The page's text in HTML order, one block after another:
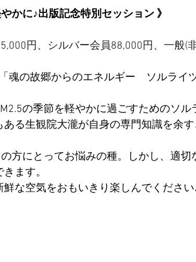
かに♪出版記念特別セッション 》
円、シルバー会員88,000円、一般(
魂の故郷からのエネルギー　ソルライ
の季節を軽やかに過ごすためのソル
る生観院大瀧が自身の専門知識を余
方にとってお悩みの種。しかし、適
ます。
な空気をおもいきり楽しんでください